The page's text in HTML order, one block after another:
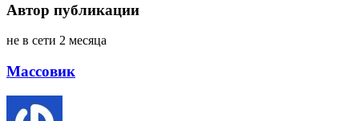
Автор публикации
не в сети 2 месяца
Массовик